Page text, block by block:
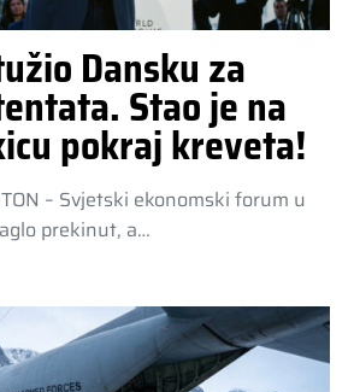
Dansku za
Stao je na
pokraj kreveta!
– Svjetski ekonomski forum u
prekinut, a…